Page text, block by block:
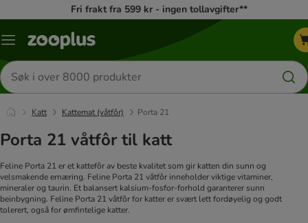
Fri frakt fra 599 kr - ingen tollavgifter**
Katalogmeny
Søk
etter
produkter
Katt Kattemat (våtfôr) Porta 21
Porta 21 våtfôr til katt
Feline Porta 21 er et kattefôr av beste kvalitet som gir katten din sunn og
velsmakende ernæring. Feline Porta 21 våtfôr inneholder viktige vitaminer,
mineraler og taurin. Et balansert kalsium-fosfor-forhold garanterer sunn
beinbygning. Feline Porta 21 våtfôr for katter er svært lett fordøyelig og godt
tolerert, også for ømfintelige katter.